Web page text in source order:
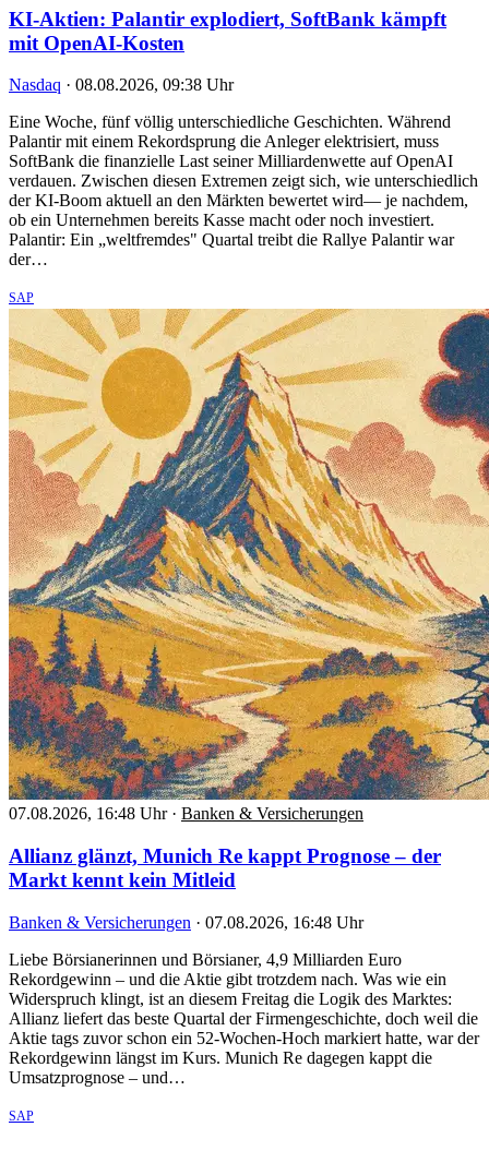
KI-Aktien: Palantir explodiert, SoftBank kämpft
mit OpenAI-Kosten
Nasdaq · 08.08.2026, 09:38 Uhr
Eine Woche, fünf völlig unterschiedliche Geschichten. Während
Palantir mit einem Rekordsprung die Anleger elektrisiert, muss
SoftBank die finanzielle Last seiner Milliardenwette auf OpenAI
verdauen. Zwischen diesen Extremen zeigt sich, wie unterschiedlich
der KI-Boom aktuell an den Märkten bewertet wird— je nachdem,
ob ein Unternehmen bereits Kasse macht oder noch investiert.
Palantir: Ein „weltfremdes" Quartal treibt die Rallye Palantir war
der…
SAP
07.08.2026, 16:48 Uhr · Banken & Versicherungen
Allianz glänzt, Munich Re kappt Prognose – der
Markt kennt kein Mitleid
Banken & Versicherungen · 07.08.2026, 16:48 Uhr
Liebe Börsianerinnen und Börsianer, 4,9 Milliarden Euro
Rekordgewinn – und die Aktie gibt trotzdem nach. Was wie ein
Widerspruch klingt, ist an diesem Freitag die Logik des Marktes:
Allianz liefert das beste Quartal der Firmengeschichte, doch weil die
Aktie tags zuvor schon ein 52-Wochen-Hoch markiert hatte, war der
Rekordgewinn längst im Kurs. Munich Re dagegen kappt die
Umsatzprognose – und…
SAP